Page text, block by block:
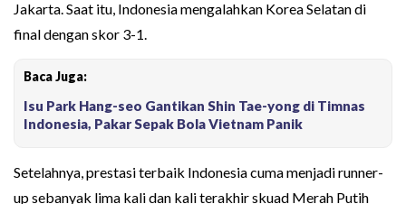
Jakarta. Saat itu, Indonesia mengalahkan Korea Selatan di
final dengan skor 3-1.
Baca Juga:
Isu Park Hang-seo Gantikan Shin Tae-yong di Timnas
Indonesia, Pakar Sepak Bola Vietnam Panik
Setelahnya, prestasi terbaik Indonesia cuma menjadi runner-
up sebanyak lima kali dan kali terakhir skuad Merah Putih